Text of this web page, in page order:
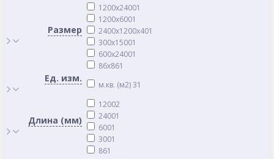
Размер
1200x24001
1200x6001
2400x1200x401
300x15001
600x24001
86х861
Ед. изм.
м.кв. (м2)31
Длина (мм)
12002
24001
6001
3001
861